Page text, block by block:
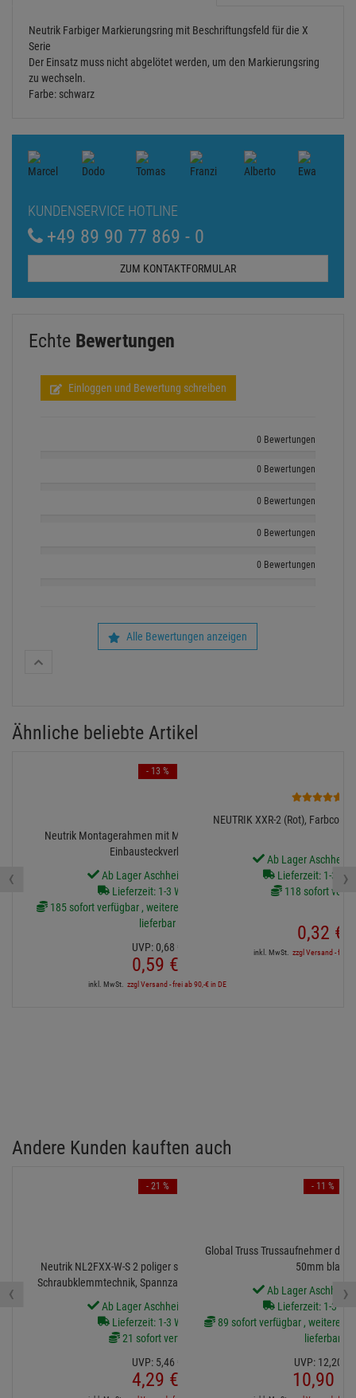
Neutrik Farbiger Markierungsring mit Beschriftungsfeld für die X
Serie
Der Einsatz muss nicht abgelötet werden, um den Markierungsring
zu wechseln.
Farbe: schwarz
KUNDENSERVICE HOTLINE
+49 89 90 77 869 - 0
ZUM KONTAKTFORMULAR
Echte Bewertungen
Einloggen und Bewertung schreiben
0 Bewertungen
0 Bewertungen
0 Bewertungen
0 Bewertungen
0 Bewertungen
Alle Bewertungen anzeigen
Ähnliche beliebte Artikel
Neutrik Montagerahmen mit M3 Gewinde f. D-Form
Einbausteckverbinder
Ab Lager Aschheim lieferbar
Lieferzeit: 1-3 Werktage
185 sofort verfügbar , weitere Artikel ab Zentrallager
lieferbar
UVP: 0,68 €
0,59 €
inkl. MwSt. zzgl Versand - frei ab 90,-€ in DE
- 13 %
NEUTRIK XXR-2 (Rot),
Ab Lager
Lieferzeit: 1-3
118 sofort
0,32 €
inkl. MwSt. zzgl Versand - frei
‹ ›
Andere Kunden kauften auch
Neutrik NL2FXX-W-S 2 poliger speakON Kabelstecker,
Schraubklemmtechnik, Spannzangenzugentlastung für
Kabeldurchmesser 6 bis 12 mm
Ab Lager Aschheim lieferbar
Lieferzeit: 1-3 Werktage
21 sofort verfügbar
UVP: 5,46 €
4,29 €
- 21 %
Global Truss Trussaufnehmer
50mm black
Ab Lager
Lieferzeit: 1-3
89 sofort verfügbar , weitere
lieferbar
UVP: 12,20
10,90
- 11 %
‹ ›